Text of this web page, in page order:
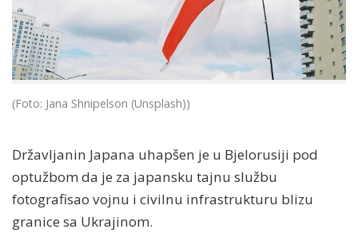
(Foto: Jana Shnipelson (Unsplash))
Državljanin Japana uhapšen je u Bjelorusiji pod
optužbom da je za japansku tajnu službu
fotografisao vojnu i civilnu infrastrukturu blizu
granice sa Ukrajinom.